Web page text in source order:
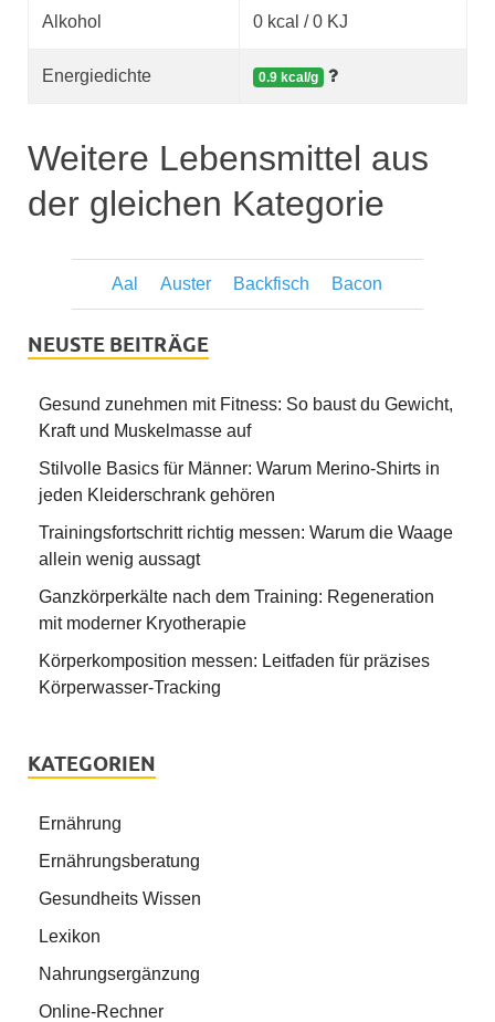
Alkohol 0 kcal / 0 KJ
Energiedichte 0.9 kcal/g
Weitere Lebensmittel aus
der gleichen Kategorie
Aal Auster Backfisch Bacon
NEUSTE BEITRÄGE
Gesund zunehmen mit Fitness: So baust du Gewicht,
Kraft und Muskelmasse auf
Stilvolle Basics für Männer: Warum Merino-Shirts in
jeden Kleiderschrank gehören
Trainingsfortschritt richtig messen: Warum die Waage
allein wenig aussagt
Ganzkörperkälte nach dem Training: Regeneration
mit moderner Kryotherapie
Körperkomposition messen: Leitfaden für präzises
Körperwasser-Tracking
KATEGORIEN
Ernährung
Ernährungsberatung
Gesundheits Wissen
Lexikon
Nahrungsergänzung
Online-Rechner